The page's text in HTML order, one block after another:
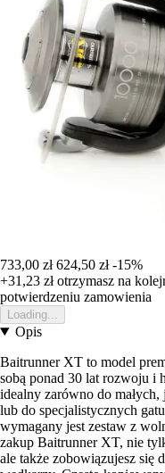
733,00 zł 624,50 zł -15%
+31,23 złotrzymasz na
potwierdzeniu zamowienia
Loading...
Opis
Baitrunner XT to model
sobą ponad 30 lat rozwoju i
idealny zarówno do
lub do specjalistycznych
wymagany jest zestaw z
zakup Baitrunner XT, nie
ale także zobowiązujesz się